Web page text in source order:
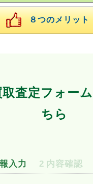
８つのメリット
取査定フォー
ちら
入力 2 内容確認